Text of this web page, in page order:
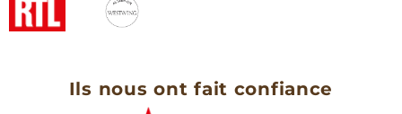
Ils nous ont fait confiance